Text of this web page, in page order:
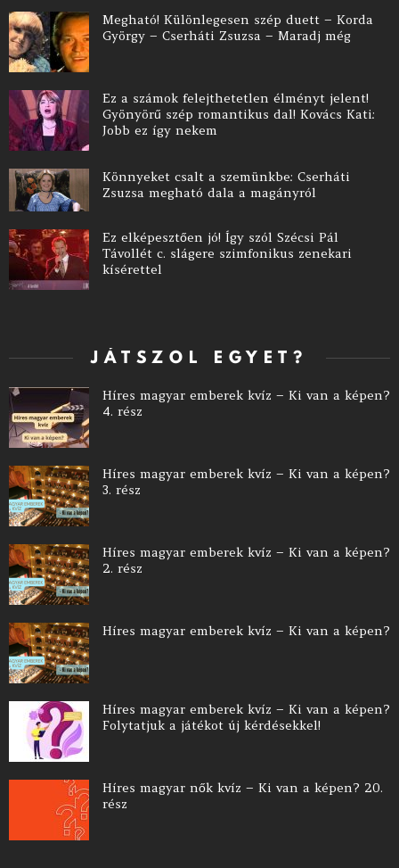
Megható! Különlegesen szép duett – Korda
György – Cserháti Zsuzsa – Maradj még
Ez a számok felejthetetlen élményt jelent!
Gyönyörű szép romantikus dal! Kovács Kati:
Jobb ez így nekem
Könnyeket csalt a szemünkbe: Cserháti
Zsuzsa megható dala a magányról
Ez elképesztően jó! Így szól Szécsi Pál
Távollét c. slágere szimfonikus zenekari
kísérettel
JÁTSZOL EGYET?
Híres magyar emberek kvíz – Ki van a képen?
4. rész
Híres magyar emberek kvíz – Ki van a képen?
3. rész
Híres magyar emberek kvíz – Ki van a képen?
2. rész
Híres magyar emberek kvíz – Ki van a képen?
Híres magyar emberek kvíz – Ki van a képen?
Folytatjuk a játékot új kérdésekkel!
Híres magyar nők kvíz – Ki van a képen? 20.
rész